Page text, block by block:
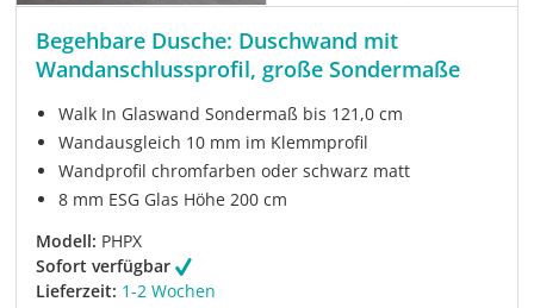
Begehbare Dusche: Duschwand mit
Wandanschlussprofil, große Sondermaße
Walk In Glaswand Sondermaß bis 121,0 cm
Wandausgleich 10 mm im Klemmprofil
Wandprofil chromfarben oder schwarz matt
8 mm ESG Glas Höhe 200 cm
Modell: PHPX
Sofort verfügbar
Lieferzeit: 1-2 Wochen